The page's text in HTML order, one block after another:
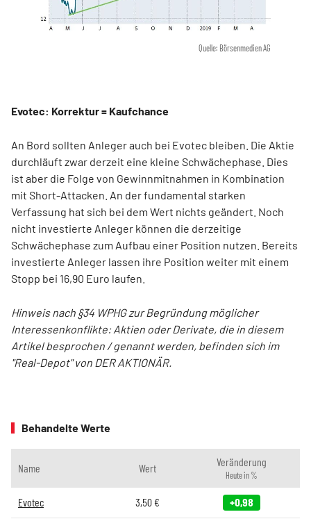
Quelle: Börsenmedien AG
Evotec: Korrektur = Kaufchance
An Bord sollten Anleger auch bei Evotec bleiben. Die Aktie
durchläuft zwar derzeit eine kleine Schwächephase. Dies
ist aber die Folge von Gewinnmitnahmen in Kombination
mit Short-Attacken. An der fundamental starken
Verfassung hat sich bei dem Wert nichts geändert. Noch
nicht investierte Anleger können die derzeitige
Schwächephase zum Aufbau einer Position nutzen. Bereits
investierte Anleger lassen ihre Position weiter mit einem
Stopp bei 16,90 Euro laufen.
Hinweis nach §34 WPHG zur Begründung möglicher
Interessenkonflikte: Aktien oder Derivate, die in diesem
Artikel besprochen / genannt werden, befinden sich im
"Real-Depot" von DER AKTIONÄR.
Behandelte Werte
Name Wert Veränderung
Heute in %
Evotec 3,50 € +0,98